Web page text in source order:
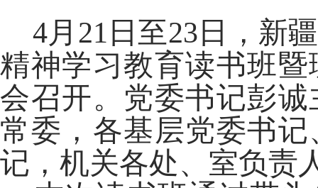
4月21日至23日，新
精神学习教育读书班
会召开。党委书记彭
常委，各基层党委书
记，机关各处、室负责